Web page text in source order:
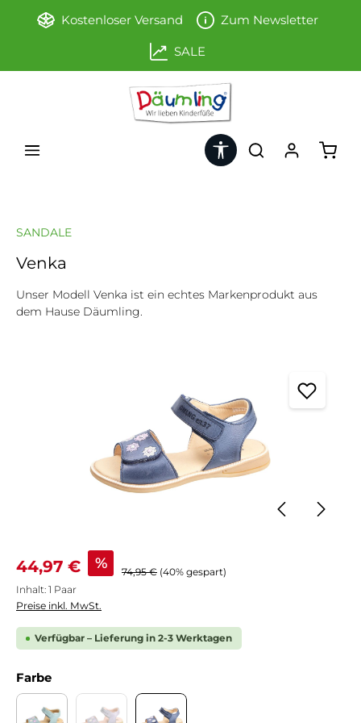
Zum Hauptinhalt springen
Kostenloser Versand Zum Newsletter
SALE
Werkzeugleiste anzeigen
SANDALE
Venka
Unser Modell Venka ist ein echtes Markenprodukt aus
dem Hause Däumling.
Verkaufspreis:
44,97 € % Regulärer Preis:
74,95 € (40% gespart)
Inhalt: 1 Paar
Preise inkl. MwSt.
Verfügbar – Lieferung in 2-3 Werktagen
Farbeauswählen